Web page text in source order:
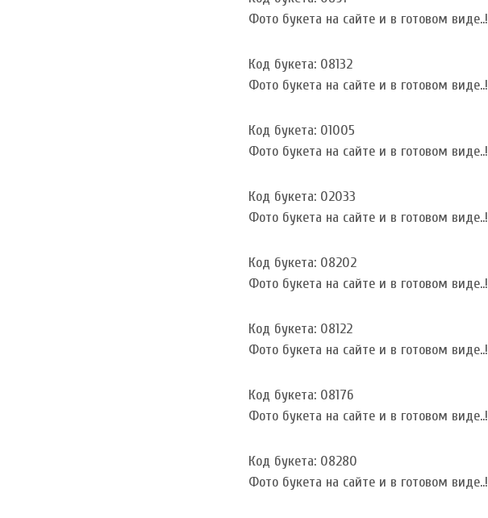
Фото букета на сайте и в готовом виде..!
Код букета: 08132
Фото букета на сайте и в готовом виде..!
Код букета: 01005
Фото букета на сайте и в готовом виде..!
Код букета: 02033
Фото букета на сайте и в готовом виде..!
Код букета: 08202
Фото букета на сайте и в готовом виде..!
Код букета: 08122
Фото букета на сайте и в готовом виде..!
Код букета: 08176
Фото букета на сайте и в готовом виде..!
Код букета: 08280
Фото букета на сайте и в готовом виде..!